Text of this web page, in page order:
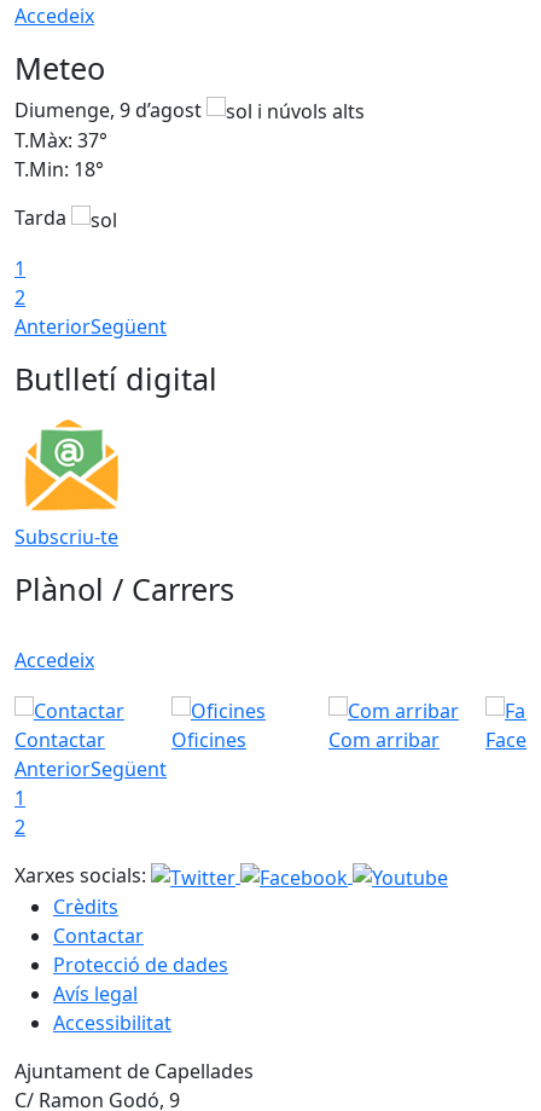
Accedeix
Meteo
Diumenge, 9 d’agost
T.Màx: 37°
T.Min: 18°
Tarda
1
2
AnteriorSegüent
Butlletí digital
Subscriu-te
Plànol / Carrers
Accedeix
Contactar Oficines Com arribar
AnteriorSegüent
1
2
Xarxes socials:
Crèdits
Contactar
Protecció de dades
Avís legal
Accessibilitat
Ajuntament de Capellades
C/ Ramon Godó, 9